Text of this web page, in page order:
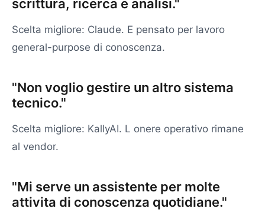
scrittura, ricerca e analisi."
Scelta migliore: Claude. E pensato per lavoro
general-purpose di conoscenza.
"Non voglio gestire un altro sistema
tecnico."
Scelta migliore: KallyAI. L onere operativo rimane
al vendor.
"Mi serve un assistente per molte
attivita di conoscenza quotidiane."